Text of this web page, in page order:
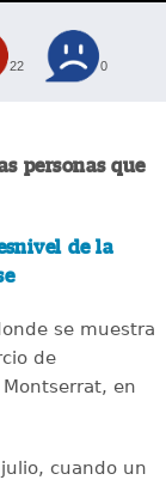
22 0
personas que
de la
se muestra
de
en
cuando un